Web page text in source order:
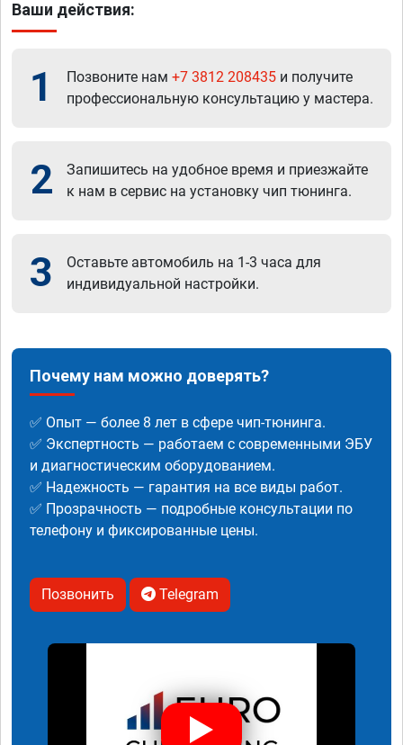
Ваши действия:
1 Позвоните нам +7 3812 208435 и получите
профессиональную консультацию у мастера.
2
Запишитесь на удобное время и приезжайте
к нам в сервис на установку чип тюнинга.
3
Оставьте автомобиль на 1-3 часа для
индивидуальной настройки.
Почему нам можно доверять?
✅ Опыт — более 8 лет в сфере чип-тюнинга.
✅ Экспертность — работаем с современными ЭБУ
и диагностическим оборудованием.
✅ Надежность — гарантия на все виды работ.
✅ Прозрачность — подробные консультации по
телефону и фиксированные цены.
Позвонить Telegram